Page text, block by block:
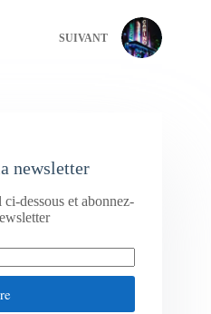
SUIVANT
newsletter
ci-dessous et abonnez-